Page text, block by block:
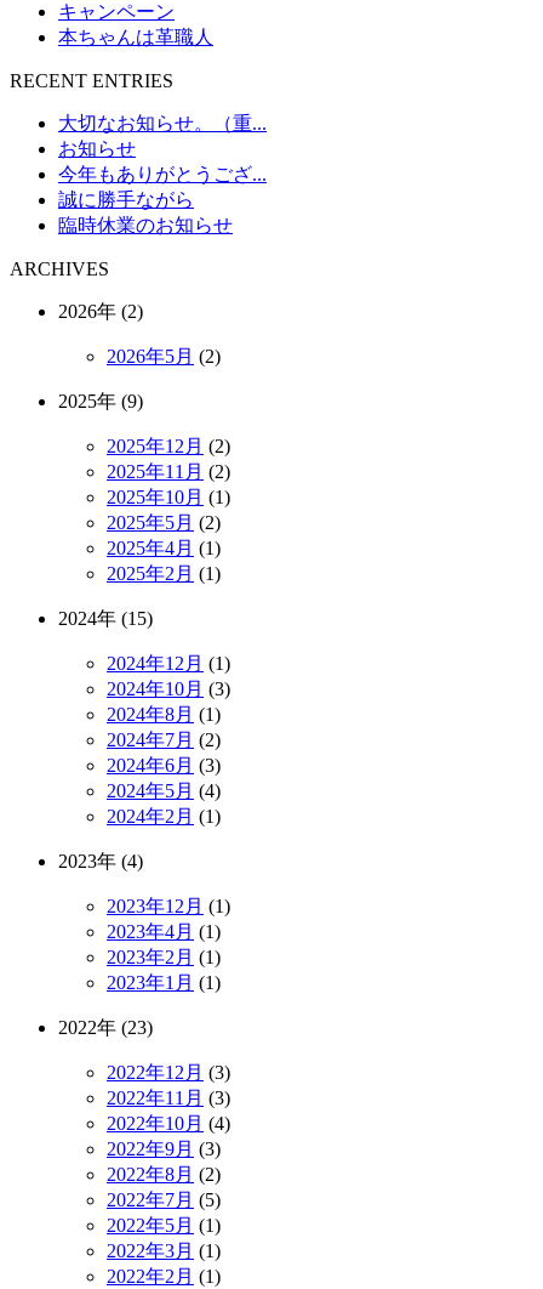
キャンペーン
本ちゃんは革職人
RECENT ENTRIES
大切なお知らせ。（重...
お知らせ
今年もありがとうござ...
誠に勝手ながら
臨時休業のお知らせ
ARCHIVES
2026年 (2)
2026年5月 (2)
2025年 (9)
2025年12月 (2)
2025年11月 (2)
2025年10月 (1)
2025年5月 (2)
2025年4月 (1)
2025年2月 (1)
2024年 (15)
2024年12月 (1)
2024年10月 (3)
2024年8月 (1)
2024年7月 (2)
2024年6月 (3)
2024年5月 (4)
2024年2月 (1)
2023年 (4)
2023年12月 (1)
2023年4月 (1)
2023年2月 (1)
2023年1月 (1)
2022年 (23)
2022年12月 (3)
2022年11月 (3)
2022年10月 (4)
2022年9月 (3)
2022年8月 (2)
2022年7月 (5)
2022年5月 (1)
2022年3月 (1)
2022年2月 (1)